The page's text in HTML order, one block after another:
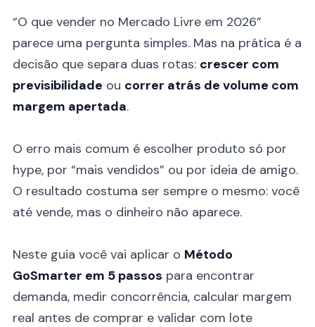
“O que vender no Mercado Livre em 2026”
parece uma pergunta simples. Mas na prática é a
decisão que separa duas rotas: crescer com
previsibilidade ou correr atrás de volume com
margem apertada.
O erro mais comum é escolher produto só por
hype, por “mais vendidos” ou por ideia de amigo.
O resultado costuma ser sempre o mesmo: você
até vende, mas o dinheiro não aparece.
Neste guia você vai aplicar o Método
GoSmarter em 5 passos para encontrar
demanda, medir concorrência, calcular margem
real antes de comprar e validar com lote